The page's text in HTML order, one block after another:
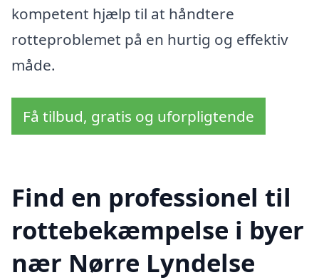
kompetent hjælp til at håndtere
rotteproblemet på en hurtig og effektiv
måde.
Få tilbud, gratis og uforpligtende
Find en professionel til
rottebekæmpelse i byer
nær Nørre Lyndelse